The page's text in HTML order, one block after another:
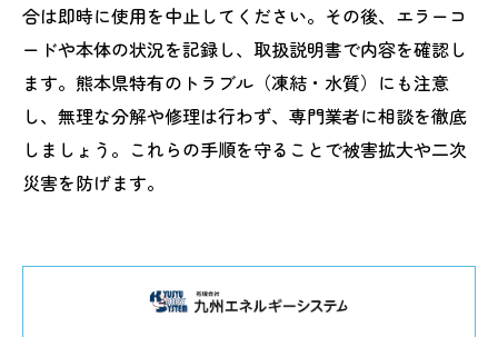
合は即時に使用を中止してください。その後、エラーコ
ードや本体の状況を記録し、取扱説明書で内容を確認し
ます。熊本県特有のトラブル（凍結・水質）にも注意
し、無理な分解や修理は行わず、専門業者に相談を徹底
しましょう。これらの手順を守ることで被害拡大や二次
災害を防げます。